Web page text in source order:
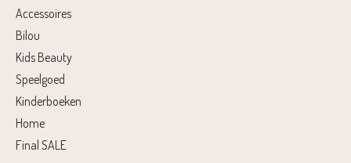
Accessoires
Bilou
Kids Beauty
Speelgoed
Kinderboeken
Home
Final SALE